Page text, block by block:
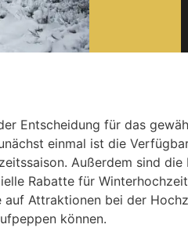
Entscheidung für das
einmal ist die
Außerdem sind die
Rabatte für
auf Attraktionen bei der
können.